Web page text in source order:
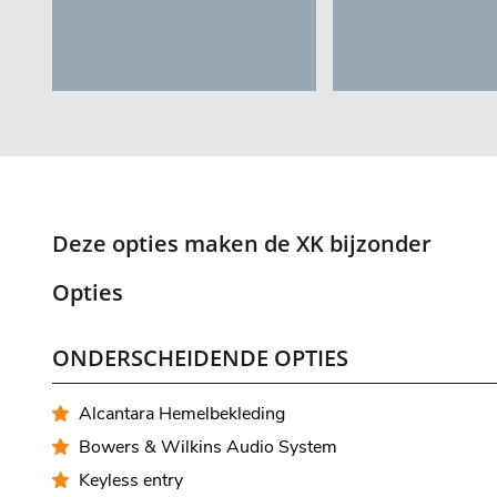
Deze opties maken de XK bijzonder
Opties
ONDERSCHEIDENDE OPTIES
Alcantara Hemelbekleding
Bowers & Wilkins Audio System
Keyless entry